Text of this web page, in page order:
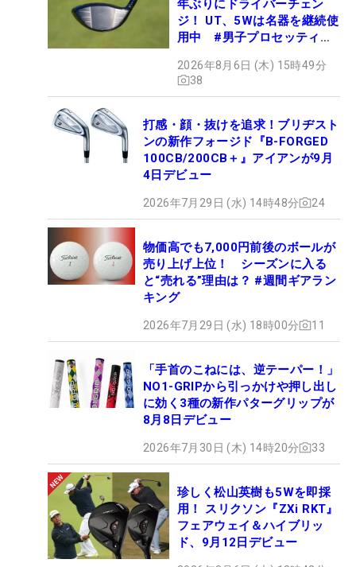
年ぶりにドライバーチェン
ジ！ UT、5Wは名器を継続使
用中 #男子プロセッティン
2026年8月6日 (木) 15時49分
38
打感・顔・抜けを追求！ブリヂスト
ンの新作フォージド『B-FORGED
100CB/200CB＋』アイアンが9月
4日デビュー
2026年7月29日 (水) 14時48分 24
物価高でも7,000円前後のボールが
売り上げ上位！ シーズンに入る
と“売れる”理由は？ #週間ギアラン
キング
2026年7月29日 (水) 18時00分 11
「手首のこねには、逆テーパー！」
NO1-GRIPから引っかけや押し出し
に効く3種の新作パターグリップが
8月8日デビュー
2026年7月30日 (木) 14時20分 33
珍しく松山英樹も5Wを即採
用！ スリクソン『ZXi RKT』
フェアウェイ＆ハイブリッ
ド、9月12日デビュー